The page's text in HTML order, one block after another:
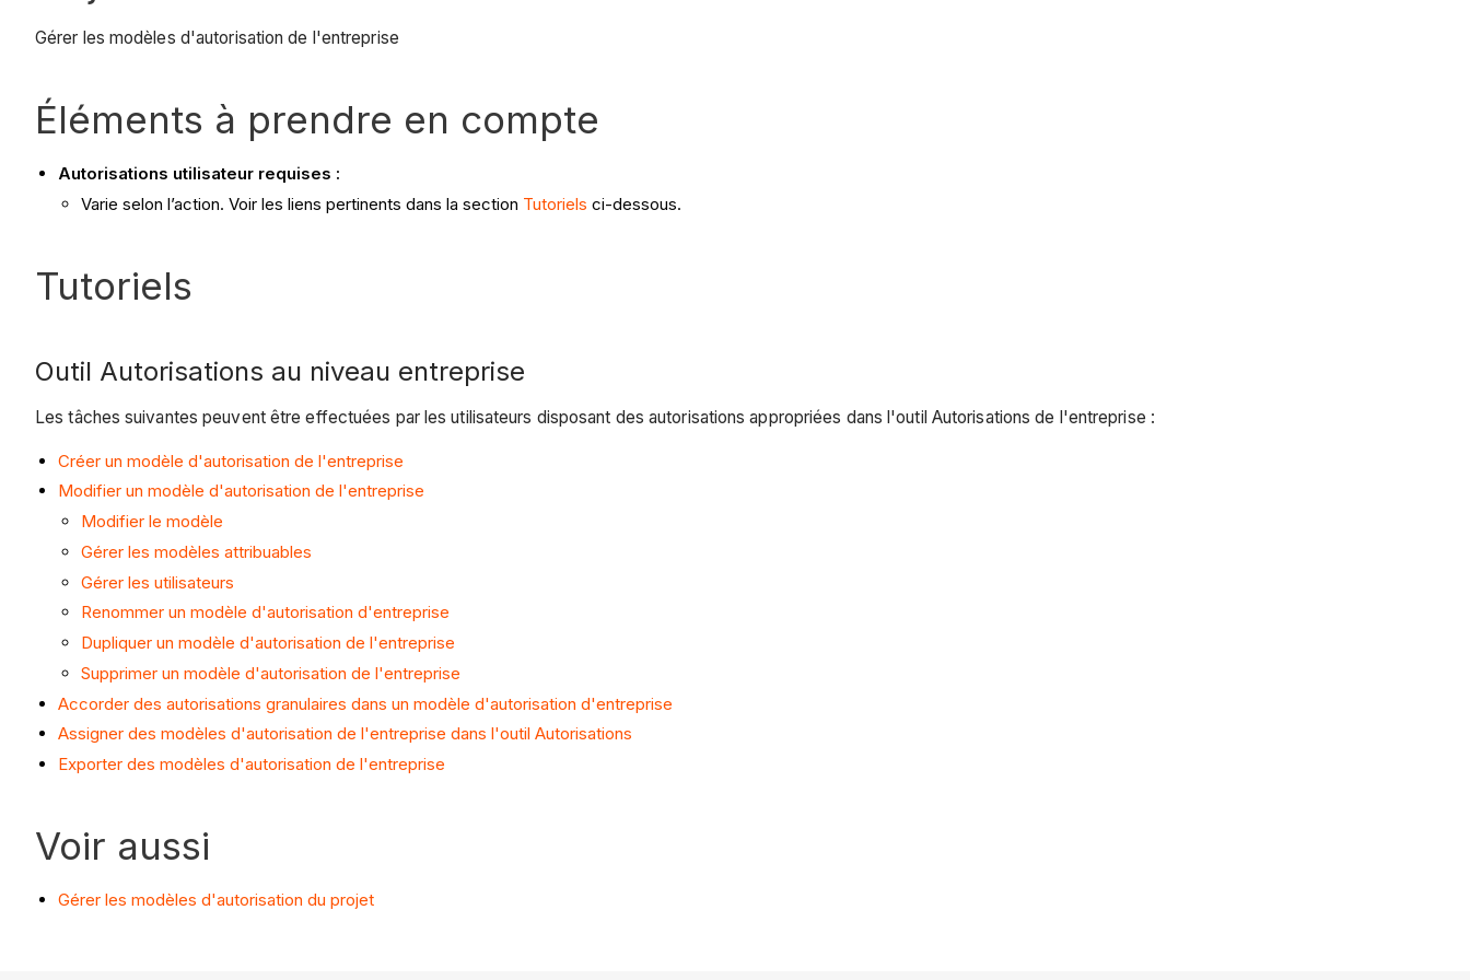
Gérer les modèles d'autorisation de l'entreprise
Éléments à prendre en compte
Autorisations utilisateur requises :
Varie selon l’action. Voir les liens pertinents dans la section Tutoriels ci-dessous.
Tutoriels
Outil Autorisations au niveau entreprise
Les tâches suivantes peuvent être effectuées par les utilisateurs disposant des autorisations appropriées dans l'outil Autorisations de l'entreprise :
Créer un modèle d'autorisation de l'entreprise
Modifier un modèle d'autorisation de l'entreprise
Modifier le modèle
Gérer les modèles attribuables
Gérer les utilisateurs
Renommer un modèle d'autorisation d'entreprise
Dupliquer un modèle d'autorisation de l'entreprise
Supprimer un modèle d'autorisation de l'entreprise
Accorder des autorisations granulaires dans un modèle d'autorisation d'entreprise
Assigner des modèles d'autorisation de l'entreprise dans l'outil Autorisations
Exporter des modèles d'autorisation de l'entreprise
Voir aussi
Gérer les modèles d'autorisation du projet